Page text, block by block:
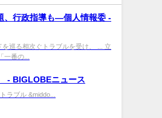
、行政指導も―個人情報委 -
巡る相次ぐトラブルを受け、 ... 立
番の...
- BIGLOBEニュース
ラブル &middo...